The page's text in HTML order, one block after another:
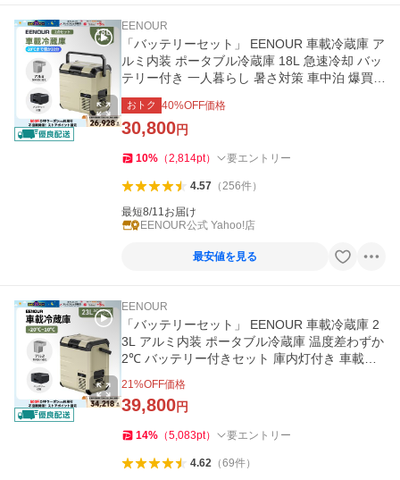
EENOUR
「バッテリーセット」 EENOUR 車載冷蔵庫 ア
ルミ内装 ポータブル冷蔵庫 18L 急速冷却 バッ
テリー付き 一人暮らし 暑さ対策 車中泊 爆買
イーノウ D18 D18PLUS
おトク 40%OFF価格
30,800円
10% （2,814pt） 要エントリー
4.57（256件）
最短8/11お届け
EENOUR公式 Yahoo!店
最安値を見る
EENOUR
「バッテリーセット」 EENOUR 車載冷蔵庫 2
3L アルミ内装 ポータブル冷蔵庫 温度差わずか
2℃ バッテリー付きセット 庫内灯付き 車載用
21%OFF価格
39,800円
14% （5,083pt） 要エントリー
4.62（69件）